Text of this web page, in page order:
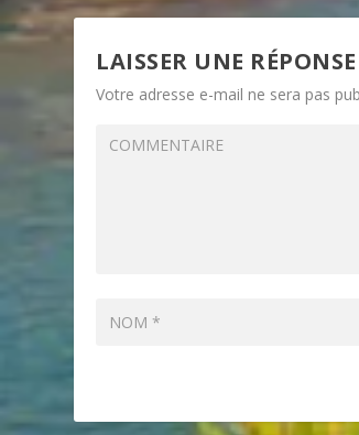
LAISSER UNE RÉPONSE
Votre adresse e-mail ne sera pas